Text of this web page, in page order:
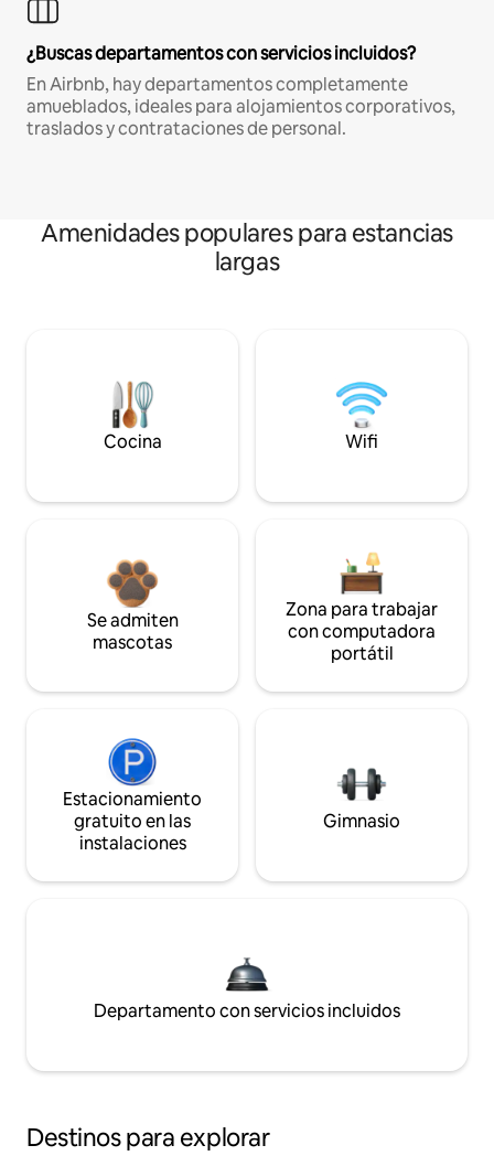
¿Buscas departamentos con servicios incluidos?
En Airbnb, hay departamentos completamente
amueblados, ideales para alojamientos corporativos,
traslados y contrataciones de personal.
Amenidades populares para estancias
largas
Cocina Wifi
Se admiten
mascotas
Zona para trabajar
con computadora
portátil
Estacionamiento
gratuito en las
instalaciones
Gimnasio
Departamento con servicios incluidos
Destinos para explorar